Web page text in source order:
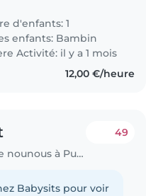
d'enfants: 1
enfants: Bambin
Activité: il y a 1 mois
12,00 €/heure
Emploi de nounous à Puteaux
49
Babysits pour voir